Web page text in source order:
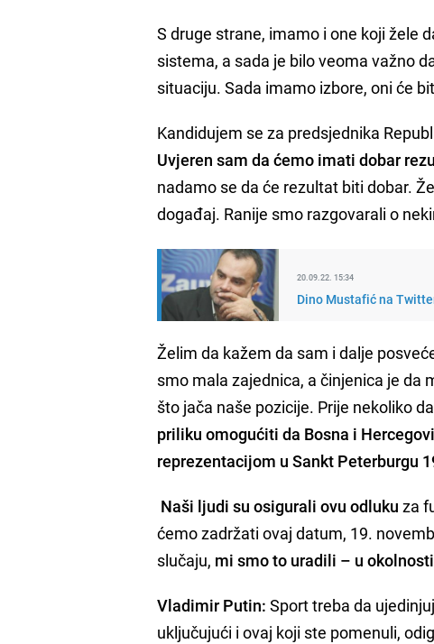
S druge strane, imamo i one koji žele
sistema, a sada je bilo veoma važno
situaciju. Sada imamo izbore, oni će
Kandidujem se za predsjednika
Uvjeren sam da ćemo imati dobar
nadamo se da će rezultat biti dobar.
događaj. Ranije smo razgovarali o
20.09.22. 15:34
Dino Mustafić na
Želim da kažem da sam i dalje
smo mala zajednica, a činjenica je da
što jača naše pozicije. Prije nekoliko
priliku omogućiti da Bosna i
reprezentacijom u Sankt Peterburgu
Naši ljudi su osigurali ovu odluku za
ćemo zadržati ovaj datum, 19.
slučaju, mi smo to uradili – u
Vladimir Putin: Sport treba da
uključujući i ovaj koji ste pomenuli,